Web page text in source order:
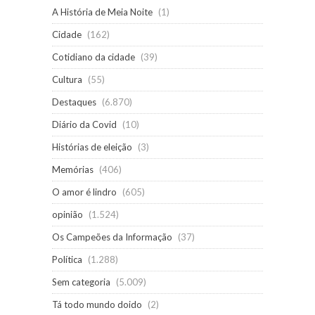
A História de Meia Noite (1)
Cidade (162)
Cotidiano da cidade (39)
Cultura
(55)
Destaques (6.870)
Diário da Covid
(10)
Histórias de eleição
(3)
Memórias (406)
O amor é lindro
(605)
opinião
(1.524)
Os Campeões da Informação
(37)
Política
(1.288)
Sem categoria
(5.009)
Tá todo mundo doido
(2)